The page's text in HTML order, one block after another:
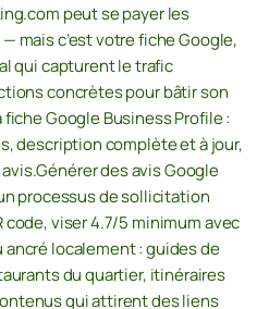
peut se payer les
mais c’est votre fiche Google,
qui capturent le trafic
concrètes pour bâtir son
Google Business Profile :
description complète et à jour,
des avis Google
processus de sollicitation
code, viser 4.7/5 minimum avec
ancré localement : guides de
du quartier, itinéraires
qui attirent des liens